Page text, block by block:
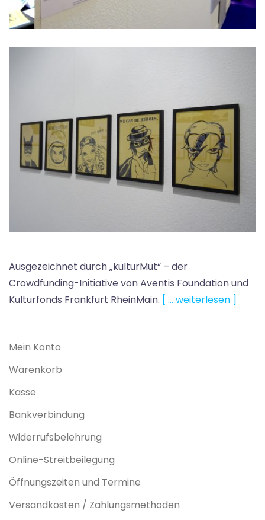
Ausgezeichnet durch „kulturMut“ – der
Crowdfunding-Initiative von Aventis Foundation und
Kulturfonds Frankfurt RheinMain.
[ … weiterlesen ]
Mein Konto
Warenkorb
Kasse
Bankverbindung
Widerrufsbelehrung
Online-Streitbeilegung
Öffnungszeiten und Termine
Versandkosten / Zahlungsmethoden